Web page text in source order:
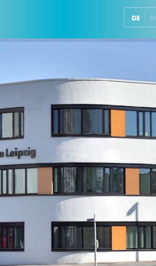
DE